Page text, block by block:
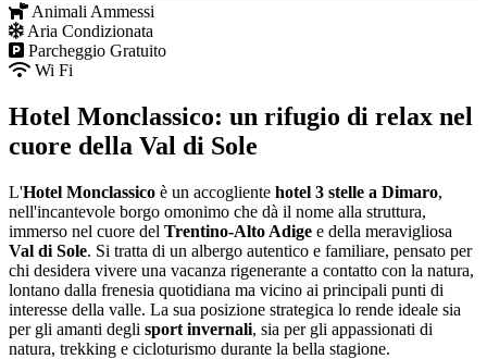
Animali Ammessi
Aria Condizionata
Parcheggio Gratuito
Wi Fi
Hotel Monclassico: un rifugio di relax nel
cuore della Val di Sole
L'Hotel Monclassico è un accogliente hotel 3 stelle a Dimaro,
nell'incantevole borgo omonimo che dà il nome alla struttura,
immerso nel cuore del Trentino-Alto Adige e della meravigliosa
Val di Sole. Si tratta di un albergo autentico e familiare, pensato per
chi desidera vivere una vacanza rigenerante a contatto con la natura,
lontano dalla frenesia quotidiana ma vicino ai principali punti di
interesse della valle. La sua posizione strategica lo rende ideale sia
per gli amanti degli sport invernali, sia per gli appassionati di
natura, trekking e cicloturismo durante la bella stagione.